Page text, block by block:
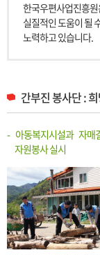
한국우편사업진흥
실질적인도움이 될
노력하고 있습니다.
간부진 봉사단 :
- 아동복지시설과 자
자원봉사 실시